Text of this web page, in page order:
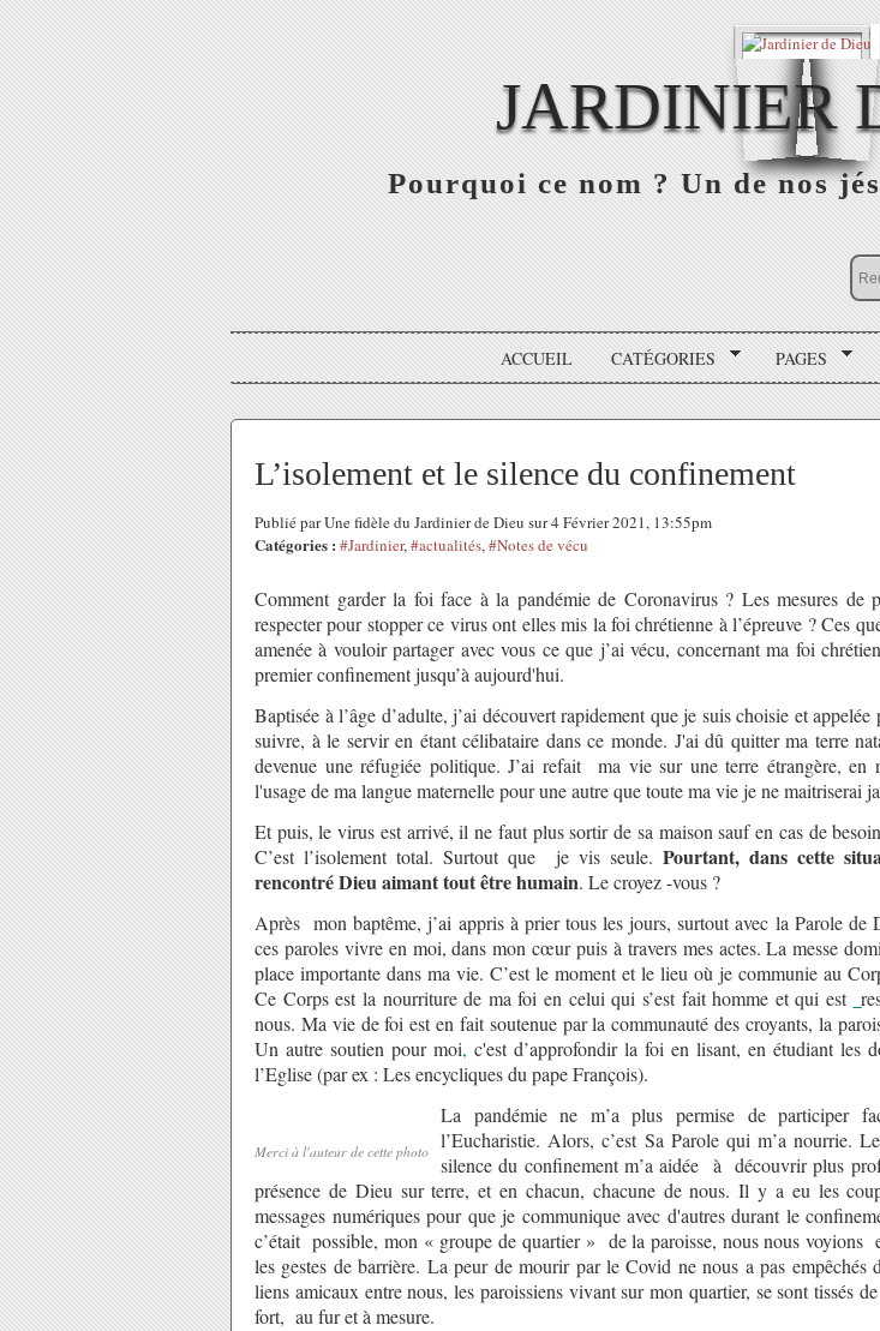
JARDINIER
Pourquoi ce nom ? Un de nos
ACCUEIL CATÉGORIES PAGES
L’isolement et le silence du confinement
Publié par Une fidèle du Jardinier de Dieu sur 4 Février 2021, 13:55pm
Catégories : #Jardinier,#actualités,#Notes de vécu
Comment garder la foi face à la pandémie de Coronavirus ? Les mesures de
respecter pour stopper ce virus ont elles mis la foi chrétienne à l’épreuve ? Ces
amenée à vouloir partager avec vous ce que j’ai vécu, concernant ma foi
premier confinement jusqu’à aujourd'hui.
Baptisée à l’âge d’adulte, j’ai découvert rapidement que je suis choisie et
suivre, à le servir en étant célibataire dans ce monde. J'ai dû quitter ma terre
devenue une réfugiée politique. J’ai refait ma vie sur une terre étrangère, en
l'usage de ma langue maternelle pour une autre que toute ma vie je ne maitriserai
Et puis, le virus est arrivé, il ne faut plus sortir de sa maison sauf en cas de
C’est l’isolement total. Surtout que je vis seule. Pourtant, dans cette
rencontré Dieu aimant tout être humain. Le croyez -vous ?
Après mon baptême, j’ai appris à prier tous les jours, surtout avec la Parole de
ces paroles vivre en moi, dans mon cœur puis à travers mes actes. La messe
place importante dans ma vie. C’est le moment et le lieu où je communie au
Ce Corps est la nourriture de ma foi en celui qui s’est fait homme et qui est
nous. Ma vie de foi est en fait soutenue par la communauté des croyants, la
Un autre soutien pour moi, c'est d’approfondir la foi en lisant, en étudiant les
l’Eglise (par ex : Les encycliques du pape François).
Merci à l'auteur de cette photo
La pandémie ne m’a plus permise de participer
l’Eucharistie. Alors, c’est Sa Parole qui m’a nourrie.
silence du confinement m’a aidée à découvrir plus
présence de Dieu sur terre, et en chacun, chacune de nous. Il y a eu les
messages numériques pour que je communique avec d'autres durant le
c’était possible, mon « groupe de quartier » de la paroisse, nous nous voyions
les gestes de barrière. La peur de mourir par le Covid ne nous a pas empêchés
liens amicaux entre nous, les paroissiens vivant sur mon quartier, se sont tissés
fort, au fur et à mesure.